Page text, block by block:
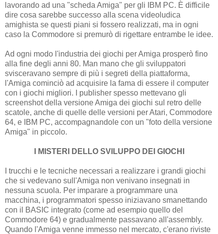
lavorando ad una "scheda Amiga" per gli IBM PC. È difficile
dire cosa sarebbe successo alla scena videoludica
amighista se questi piani si fossero realizzati, ma in ogni
caso la Commodore si premurò di rigettare entrambe le idee.
Ad ogni modo l'industria dei giochi per Amiga prosperò fino
alla fine degli anni 80. Man mano che gli sviluppatori
svisceravano sempre di più i segreti della piattaforma,
l'Amiga cominciò ad acquisire la fama di essere il computer
con i giochi migliori. I publisher spesso mettevano gli
screenshot della versione Amiga dei giochi sul retro delle
scatole, anche di quelle delle versioni per Atari, Commodore
64, e IBM PC, accompagnandole con un "foto della versione
Amiga" in piccolo.
I MISTERI DELLO SVILUPPO DEI GIOCHI
I trucchi e le tecniche necessari a realizzare i grandi giochi
che si vedevano sull'Amiga non venivano insegnati in
nessuna scuola. Per imparare a programmare una
macchina, i programmatori spesso iniziavano smanettando
con il BASIC integrato (come ad esempio quello del
Commodore 64) e gradualmente passavano all'assembly.
Quando l'Amiga venne immesso nel mercato, c'erano riviste